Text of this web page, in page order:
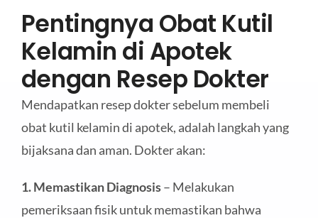
Pentingnya Obat Kutil
Kelamin di Apotek
dengan Resep Dokter
Mendapatkan resep dokter sebelum membeli
obat kutil kelamin di apotek, adalah langkah yang
bijaksana dan aman. Dokter akan:
1. Memastikan Diagnosis– Melakukan
pemeriksaan fisik untuk memastikan bahwa